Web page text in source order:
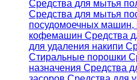
Средства для мытья
Средства для мытья
посудомоечных машин,
кофемашин Средства
для удаления накипи
Стиральные порошки
назначения Средства